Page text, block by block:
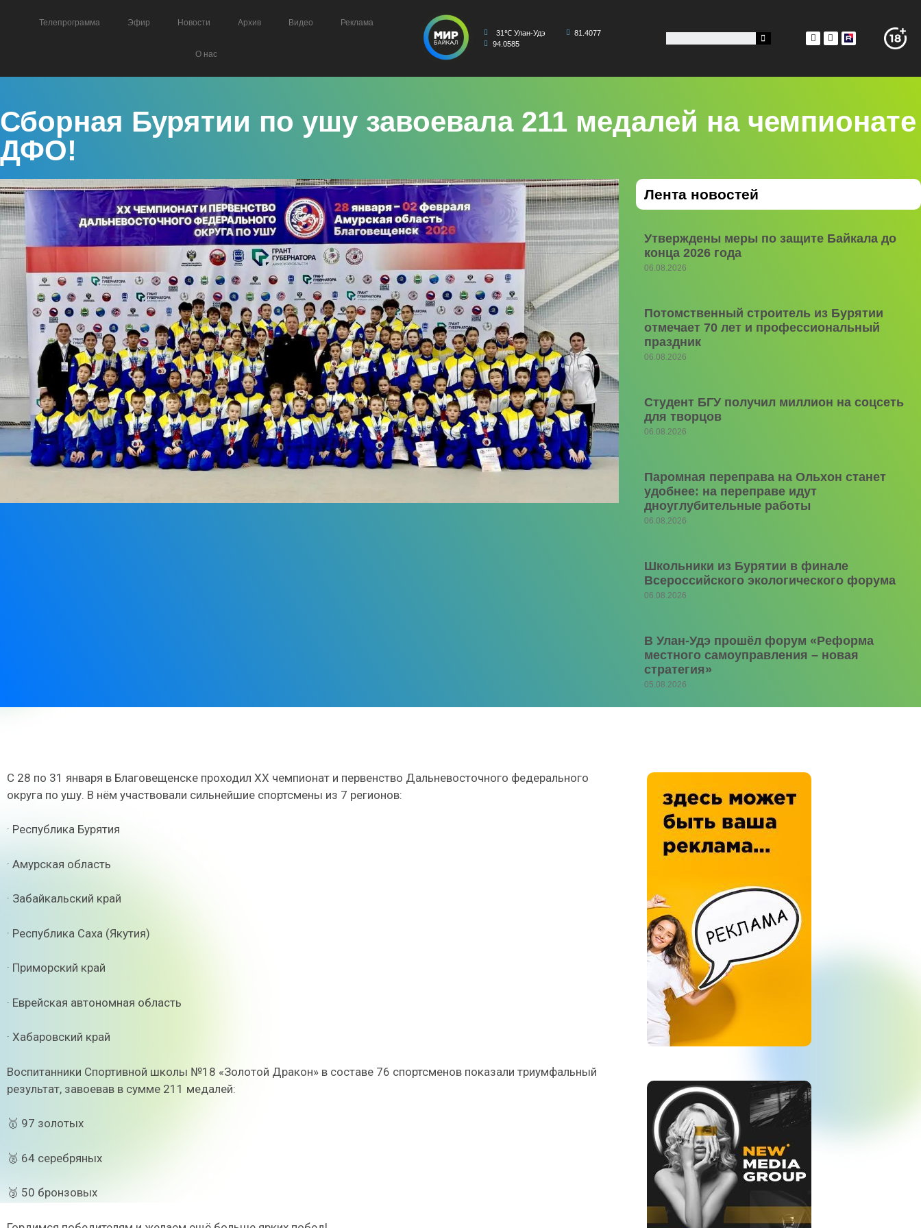
Телепрограмма Эфир Новости Архив Видео Реклама
О нас
31℃ Улан-Удэ
81.4077
94.0585
Сборная Бурятии по ушу завоевала 211 медалей на чемпионате
ДФО!
Лента новостей
Утверждены меры по защите Байкала до
конца 2026 года
06.08.2026
Потомственный строитель из Бурятии
отмечает 70 лет и профессиональный
праздник
06.08.2026
Студент БГУ получил миллион на соцсеть
для творцов
06.08.2026
Паромная переправа на Ольхон станет
удобнее: на переправе идут
дноуглубительные работы
06.08.2026
Школьники из Бурятии в финале
Всероссийского экологического форума
06.08.2026
В Улан-Удэ прошёл форум «Реформа
местного самоуправления – новая
стратегия»
05.08.2026
С 28 по 31 января в Благовещенске проходил XX чемпионат и первенство Дальневосточного федерального
округа по ушу. В нём участвовали сильнейшие спортсмены из 7 регионов:
· Республика Бурятия
· Амурская область
· Забайкальский край
· Республика Саха (Якутия)
· Приморский край
· Еврейская автономная область
· Хабаровский край
Воспитанники Спортивной школы №18 «Золотой Дракон» в составе 76 спортсменов показали триумфальный
результат, завоевав в сумме 211 медалей:
🥇 97 золотых
🥈 64 серебряных
🥉 50 бронзовых